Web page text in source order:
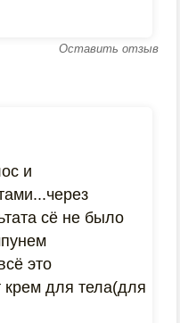
Оставить отзыв
и
сё не было
это
крем для тела(для